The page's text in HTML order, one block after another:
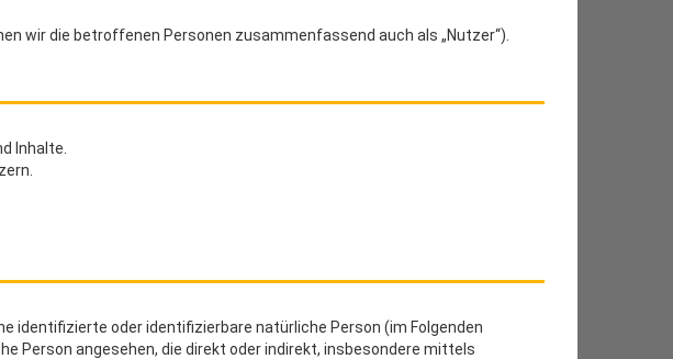
wir die betroffenen Personen zusammenfassend auch als „Nutzer“).
Inhalte.
identifizierte oder identifizierbare natürliche Person (im Folgenden
Person angesehen, die direkt oder indirekt, insbesondere mittels